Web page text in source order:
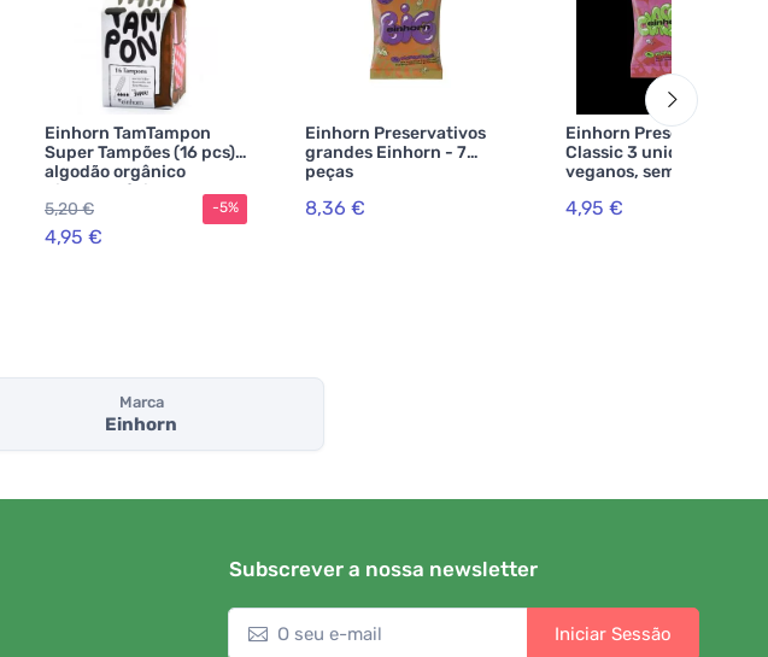
Einhorn TamTampon
Super Tampões (16 pcs) -
algodão orgânico
hipoalergénico
5,20 €
4,95 €
-5%
Einhorn Preservativos
grandes Einhorn - 7
peças
8,36 €
Einhorn Preservativos
Classic 3 unidades -
veganos, sem perfume
4,95 €
Marca
Einhorn
Subscrever a nossa newsletter
Iniciar Sessão